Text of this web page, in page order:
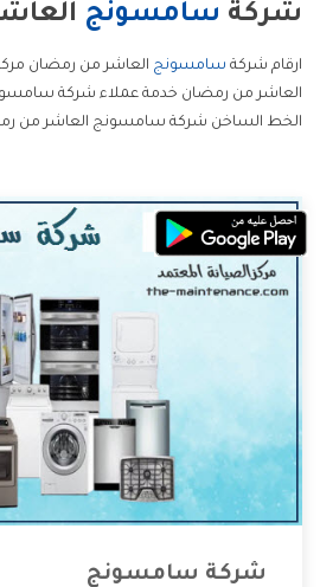
شركة سامسونج
ارقام شركة سامسونج العاشر من رمضان
العاشر من رمضان خدمة عملاء شركة
الخط الساخن شركة سامسونج العاشر من
شركة سامسونج